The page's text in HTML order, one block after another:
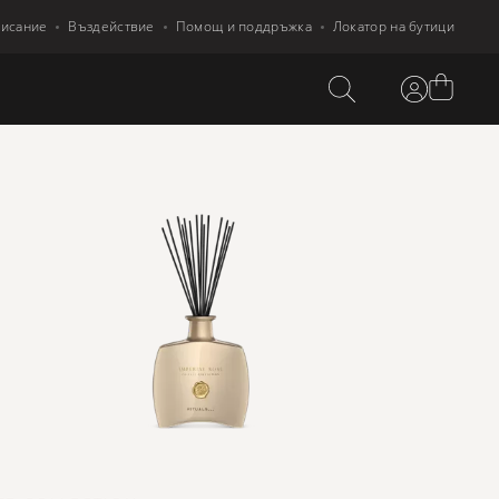
Въздействие Помощ и поддръжка Локатор на бутици